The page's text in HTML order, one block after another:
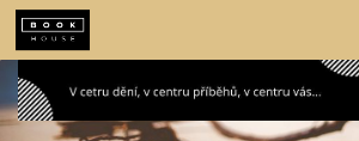
Skip to content